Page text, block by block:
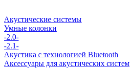
Акустические системы
Умные колонки
-2.0-
-2.1-
Акустика с технологией Bluetooth
Аксессуары для акустических систем